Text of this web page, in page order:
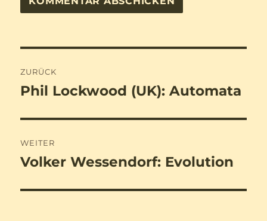
ZURÜCK
Vorheriger
Phil Lockwood (UK): Automata
WEITER
Nächster
Volker Wessendorf: Evolution